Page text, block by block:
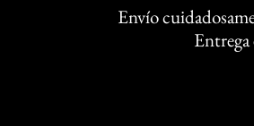
Envío
Entrega